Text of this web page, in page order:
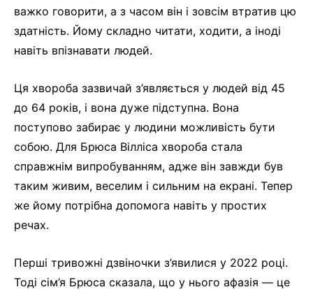
важко говорити, а з часом він і зовсім втратив цю
здатність. Йому складно читати, ходити, а іноді
навіть впізнавати людей.
Ця хвороба зазвичай з’являється у людей від 45
до 64 років, і вона дуже підступна. Вона
поступово забирає у людини можливість бути
собою. Для Брюса Вілліса хвороба стала
справжнім випробуванням, адже він завжди був
таким живим, веселим і сильним на екрані. Тепер
же йому потрібна допомога навіть у простих
речах.
Перші тривожні дзвіночки з’явилися у 2022 році.
Тоді сім’я Брюса сказала, що у нього афазія — це